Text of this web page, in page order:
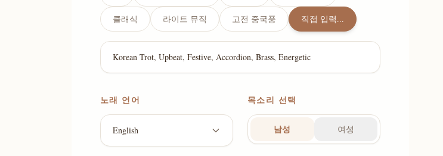
클래식 라이트 뮤직 고전 중국풍 직접 입력...
노래 언어
English
목소리 선택
남성 여성